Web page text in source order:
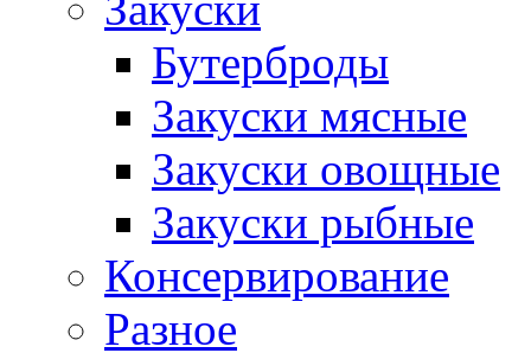
Бутерброды
Закуски мясные
Закуски овощные
Закуски рыбные
Консервирование
Разное